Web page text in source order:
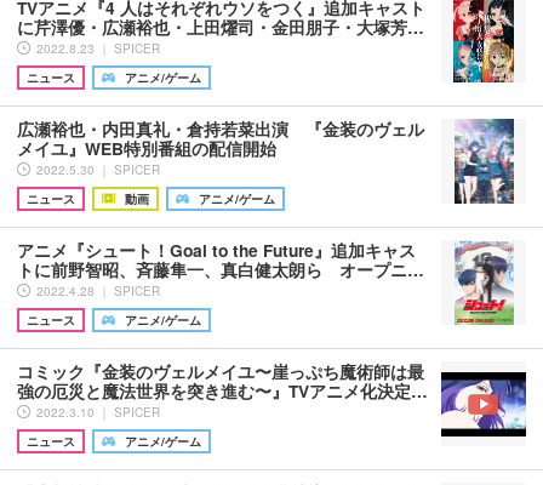
TVアニメ『4 人はそれぞれウソをつく』追加キャスト
に芹澤優・広瀬裕也・上田燿司・金田朋子・大塚芳…
2022.8.23 ｜ SPICER
ニュース
アニメ/ゲーム
広瀬裕也・内田真礼・倉持若菜出演 『金装のヴェル
メイユ』WEB特別番組の配信開始
2022.5.30 ｜ SPICER
ニュース
動画 アニメ/ゲーム
アニメ『シュート！Goal to the Future』追加キャス
トに前野智昭、斉藤隼一、真白健太朗ら オープニ…
2022.4.28 ｜ SPICER
ニュース
アニメ/ゲーム
コミック『金装のヴェルメイユ〜崖っぷち魔術師は最
強の厄災と魔法世界を突き進む〜』TVアニメ化決定…
2022.3.10 ｜ SPICER
ニュース
アニメ/ゲーム